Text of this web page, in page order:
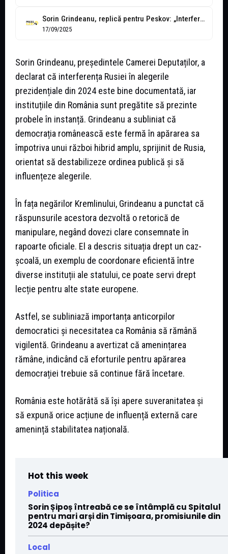
Sorin Grindeanu, replică pentru Peskov: „Interferența rusă este documentată”
17/09/2025
Sorin Grindeanu, președintele Camerei Deputaților, a
declarat că interferența Rusiei în alegerile
prezidențiale din 2024 este bine documentată, iar
instituțiile din România sunt pregătite să prezinte
probele în instanță. Grindeanu a subliniat că
democrația românească este fermă în apărarea sa
împotriva unui război hibrid amplu, sprijinit de Rusia,
orientat să destabilizeze ordinea publică și să
influențeze alegerile.
În fața negărilor Kremlinului, Grindeanu a punctat că
răspunsurile acestora dezvoltă o retorică de
manipulare, negând dovezi clare consemnate în
rapoarte oficiale. El a descris situația drept un caz-
școală, un exemplu de coordonare eficientă între
diverse instituții ale statului, ce poate servi drept
lecție pentru alte state europene.
Astfel, se subliniază importanța anticorpilor
democratici și necesitatea ca România să rămână
vigilentă. Grindeanu a avertizat că amenințarea
rămâne, indicând că eforturile pentru apărarea
democrației trebuie să continue fără încetare.
România este hotărâtă să își apere suveranitatea și
să expună orice acțiune de influență externă care
amenință stabilitatea națională.
Hot this week
Politica
Sorin Șipoș întreabă ce se întâmplă cu Spitalul
pentru mari arși din Timișoara, promisiunile din
2024 depășite?
Local